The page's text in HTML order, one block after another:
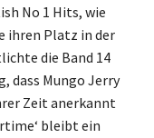
No 1 Hits, wie
ihren Platz in der
die Band 14
dass Mungo Jerry
Zeit anerkannt
bleibt ein